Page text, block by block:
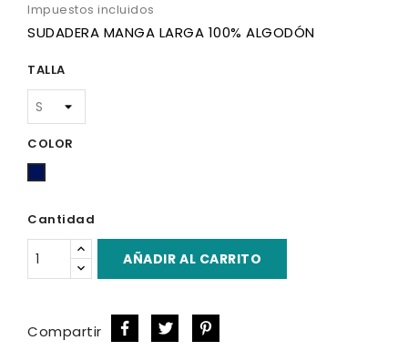
Impuestos incluidos
SUDADERA MANGA LARGA 100% ALGODÓN
TALLA
COLOR
Cantidad
AÑADIR AL CARRITO
Compartir